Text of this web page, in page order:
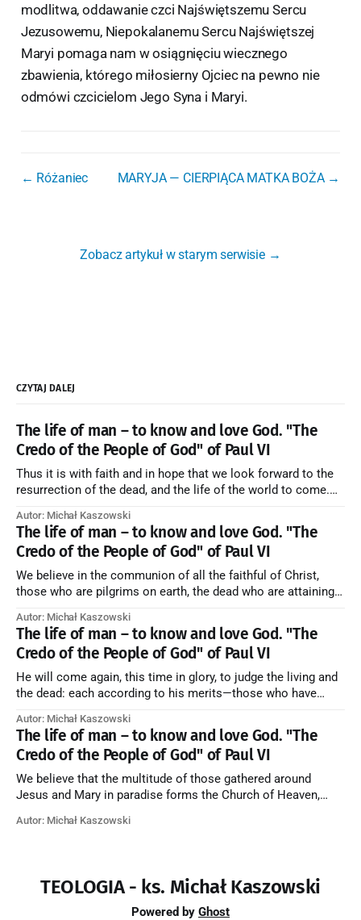
modlitwa, oddawanie czci Najświętszemu Sercu
Jezusowemu, Niepokalanemu Sercu Najświętszej
Maryi pomaga nam w osiągnięciu wiecznego
zbawienia, którego miłosierny Ojciec na pewno nie
odmówi czcicielom Jego Syna i Maryi.
← Różaniec MARYJA — CIERPIĄCA MATKA BOŻA →
Zobacz artykuł w starym serwisie →
CZYTAJ DALEJ
The life of man – to know and love God. "The
Credo of the People of God" of Paul VI
Thus it is with faith and in hope that we look forward to the
resurrection of the dead, and the life of the world to come.
artykuł w starym serwisie →
Autor: Michał Kaszowski
The life of man – to know and love God. "The
Credo of the People of God" of Paul VI
We believe in the communion of all the faithful of Christ,
those who are pilgrims on earth, the dead who are attaining
forming one Church; and we believe that in this communion
the merciful love of God and His saints is
Autor: Michał Kaszowski
The life of man – to know and love God. "The
Credo of the People of God" of Paul VI
He will come again, this time in glory, to judge the living and
the dead: each according to his merits—those who have
those who have refused them to the end going to the fire that
is not
Autor: Michał Kaszowski
The life of man – to know and love God. "The
Credo of the People of God" of Paul VI
We believe that the multitude of those gathered around
Jesus and Mary in paradise forms the Church of Heaven,
they also, in different degrees, are associated with the holy
Autor: Michał Kaszowski
TEOLOGIA - ks. Michał Kaszowski
Powered by Ghost